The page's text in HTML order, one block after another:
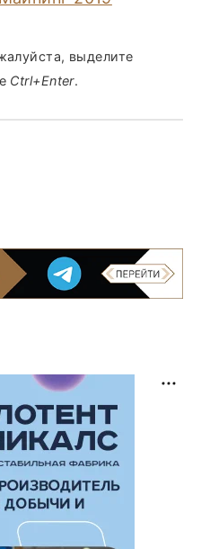
выделите
Ctrl+Enter.